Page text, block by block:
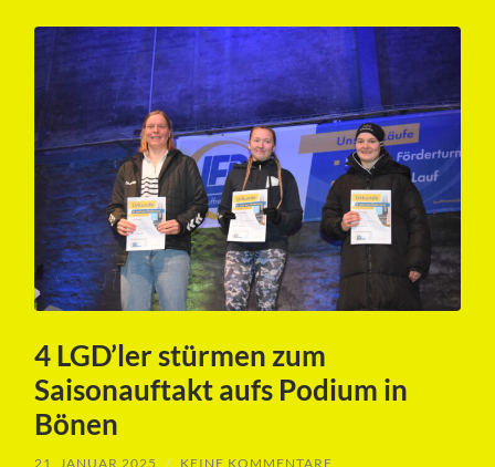
4 LGD’ler stürmen zum
Saisonauftakt aufs Podium in
Bönen
21. JANUAR 2025 / KEINE KOMMENTARE